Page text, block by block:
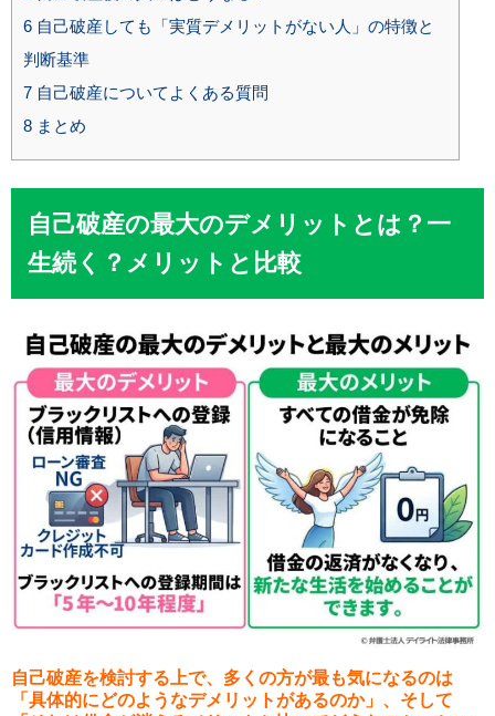
6 自己破産しても「実質デメリットがない人」の特徴と
判断基準
7 自己破産についてよくある質問
8 まとめ
自己破産の最大のデメリットとは？一
生続く？メリットと比較
自己破産を検討する上で、多くの方が最も気になるのは
「具体的にどのようなデメリットがあるのか」、そして